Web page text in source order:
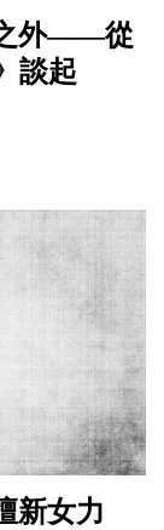
外——從
談起
新女力